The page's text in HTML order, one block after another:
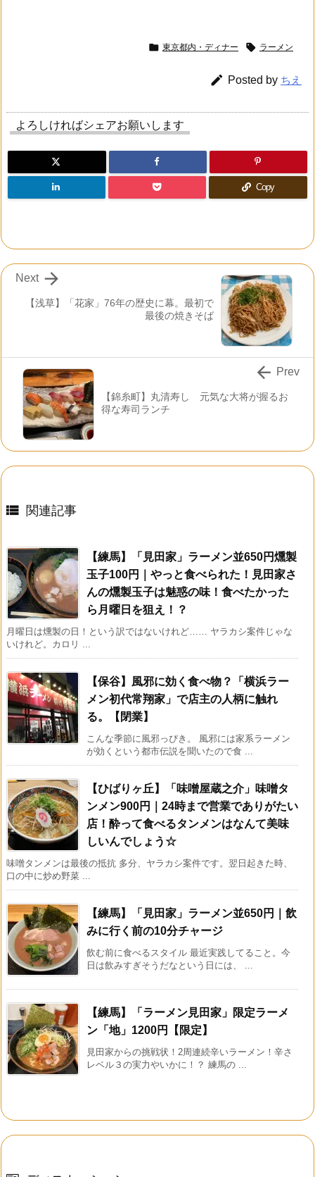
 東京都内・ディナー  ラーメン
 Posted by ちえ
よろしければシェアお願いします
Copy
【浅草】「花家」76年の歴史に幕。最初で
最後の焼きそば

Next
【錦糸町】丸清寿し 元気な大将が握るお
得な寿司ランチ
 Prev
 関連記事
【練馬】「見田家」ラーメン並650円燻製
玉子100円｜やっと食べられた！見田家さ
んの燻製玉子は魅惑の味！食べたかった
ら月曜日を狙え！？
月曜日は燻製の日！という訳ではないけれど…… ヤラカシ案件じゃな
いけれど。カロリ ...
【保谷】風邪に効く食べ物？「横浜ラー
メン初代常翔家」で店主の人柄に触れ
る。【閉業】
こんな季節に風邪っぴき。 風邪には家系ラーメン
が効くという都市伝説を聞いたので食 ...
【ひばりヶ丘】「味噌屋蔵之介」味噌タ
ンメン900円｜24時まで営業でありがたい
店！酔って食べるタンメンはなんて美味
しいんでしょう☆
味噌タンメンは最後の抵抗 多分、ヤラカシ案件です。翌日起きた時、
口の中に炒め野菜 ...
【練馬】「見田家」ラーメン並650円｜飲
みに行く前の10分チャージ
飲む前に食べるスタイル 最近実践してること。今
日は飲みすぎそうだなという日には、 ...
【練馬】「ラーメン見田家」限定ラーメ
ン「地」1200円【限定】
見田家からの挑戦状！2周連続辛いラーメン！辛さ
レベル３の実力やいかに！？ 練馬の ...